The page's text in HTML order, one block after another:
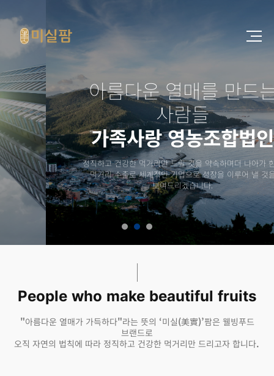
아름다운 열매를 만드는
사람들
가족사랑 영농조합법인
정직하고 건강한 먹거리만 드릴 것을 약속하며더 나아가 한국
먹거리 수출로 세계적인 기업으로 성장을 이루어 낼 것을
보여드리겠습니다.
People who make beautiful fruits
"아름다운 열매가 가득하다"라는 뜻의 ‘미실(美實)’팜은 웰빙푸드
브랜드로
오직 자연의 법칙에 따라 정직하고 건강한 먹거리만 드리고자 합니다.